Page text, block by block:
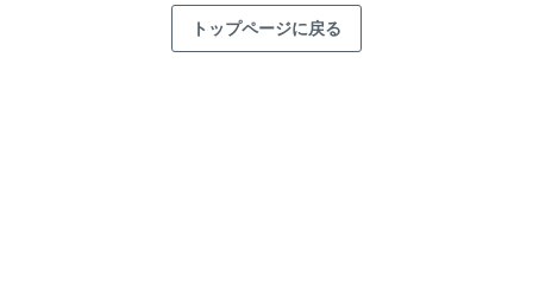
トップページに戻る